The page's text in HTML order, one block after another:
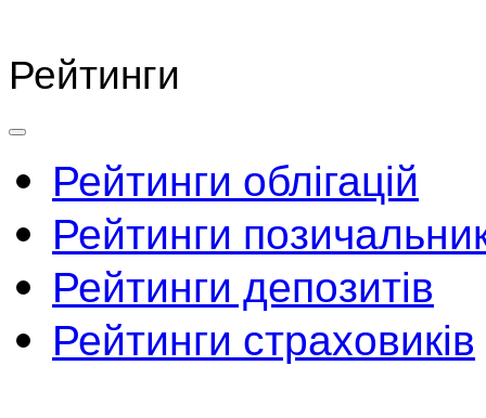
Рейтинги
Рейтинги облігацій
Рейтинги
Рейтинги депозитів
Рейтинги страховиків